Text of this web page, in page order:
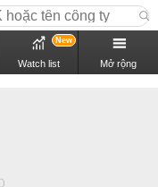
Watch list
New
Mở rộng